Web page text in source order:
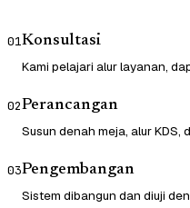
01Konsultasi
Kami pelajari alur layanan,
02Perancangan
Susun denah meja, alur KDS,
03Pengembangan
Sistem dibangun dan diuji